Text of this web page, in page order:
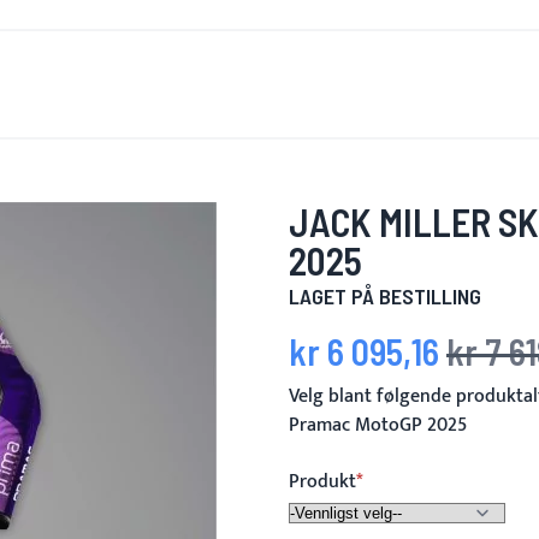
JACK MILLER
2025
LAGET PÅ BESTILLING
Spesialpris
kr 6 095,16 Vanlig pris
kr 7
Velg blant følgende
Pramac MotoGP 2025
Produkt